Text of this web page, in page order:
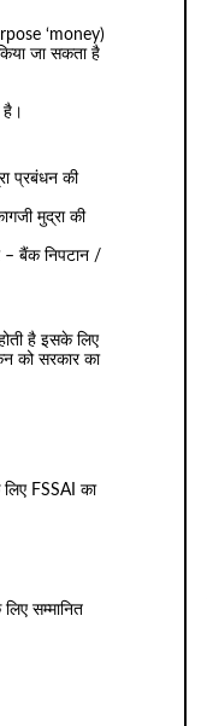
‘money)
जा सकता है
है।
प्रबंधन की
मुद्रा की
– बैंक निपटान /
है इसके लिए
को सरकार का
लिए FSSAI का
सम्मानित